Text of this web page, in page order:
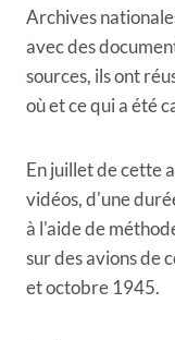
Archives
avec des
sources, ils ont
où et ce qui a été
En juillet de cette
vidéos, d'une
à l'aide de
sur des avions de
et octobre 1945.